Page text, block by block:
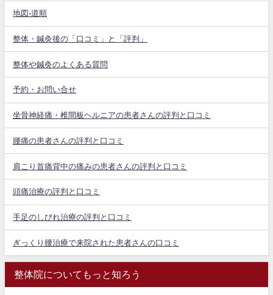
地図-道順
整体・鍼灸後の「口コミ」と「評判」
整体や鍼灸のよくある質問
予約・お問い合せ
坐骨神経痛・椎間板ヘルニアの患者さんの評判と口コミ
腰痛の患者さんの評判と口コミ
肩こり首痛背中の痛みの患者さんの評判と口コミ
頭痛治療の評判と口コミ
手足のしびれ治療の評判と口コミ
ぎっくり腰治療で来院された患者さんの口コミ
整体院についてもっと知ろう